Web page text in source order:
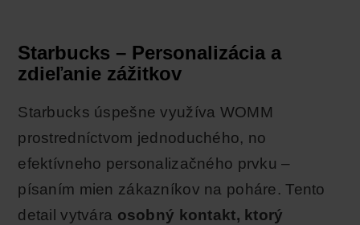
Starbucks – Personalizácia a
zdieľanie zážitkov
Starbucks úspešne využíva WOMM
prostredníctvom jednoduchého, no
efektívneho personalizačného prvku –
písaním mien zákazníkov na poháre. Tento
detail vytvára osobný kontakt, ktorý